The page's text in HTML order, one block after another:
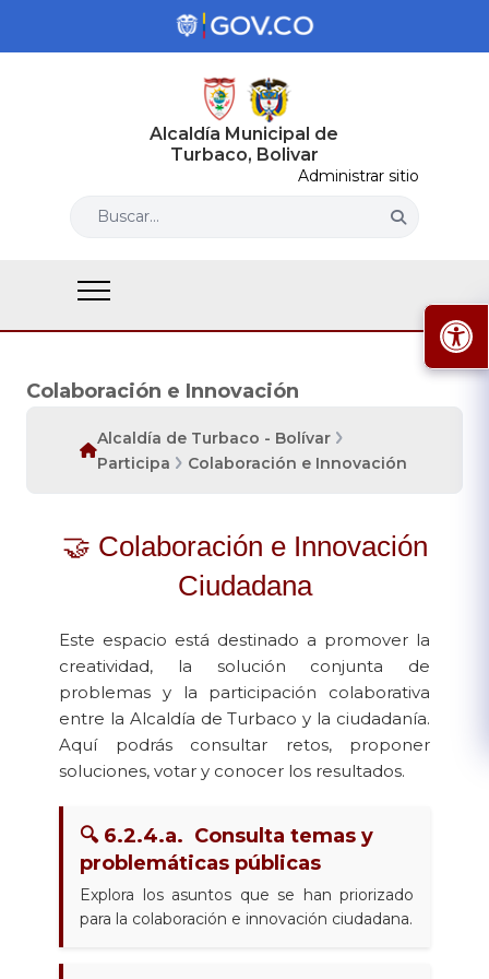
Alcaldía Municipal de
Turbaco, Bolivar
Administrar sitio
Buscar...
Colaboración e Innovación
Alcaldía de Turbaco - Bolívar
Participa
Colaboración e Innovación
🤝 Colaboración e Innovación
Ciudadana
Este espacio está destinado a promover la
creatividad, la solución conjunta de
problemas y la participación colaborativa
entre la Alcaldía de Turbaco y la ciudadanía.
Aquí podrás consultar retos, proponer
soluciones, votar y conocer los resultados.
🔍 6.2.4.a. Consulta temas y
problemáticas públicas
Explora los asuntos que se han priorizado
para la colaboración e innovación ciudadana.